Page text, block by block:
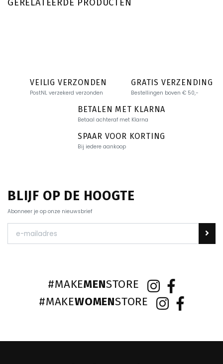
GERELATEERDE PRODUCTEN
VEILIG VERZONDEN
PostNL verzekerd verzonden
GRATIS VERZENDING
Bestellingen boven € 50,-
BETALEN MET KLARNA
Betaal achteraf met Klarna
SPAAR VOOR KORTING
Bij iedere aankoop
BLIJF OP DE HOOGTE
Abonneer je op onze nieuwsbrief
#MAKEMENSTORE
#MAKEWOMENSTORE